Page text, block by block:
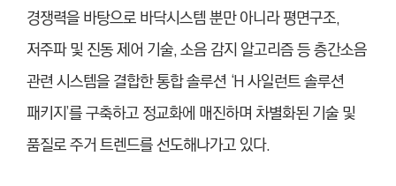
경쟁력을 바탕으로 바닥시스템 뿐만 아니라 평면구조,
저주파 및 진동 제어 기술, 소음 감지 알고리즘 등 층간소음
관련 시스템을 결합한 통합 솔루션 ‘H 사일런트 솔루션
패키지’를 구축하고 정교화에 매진하며 차별화된 기술 및
품질로 주거 트렌드를 선도해나가고 있다.